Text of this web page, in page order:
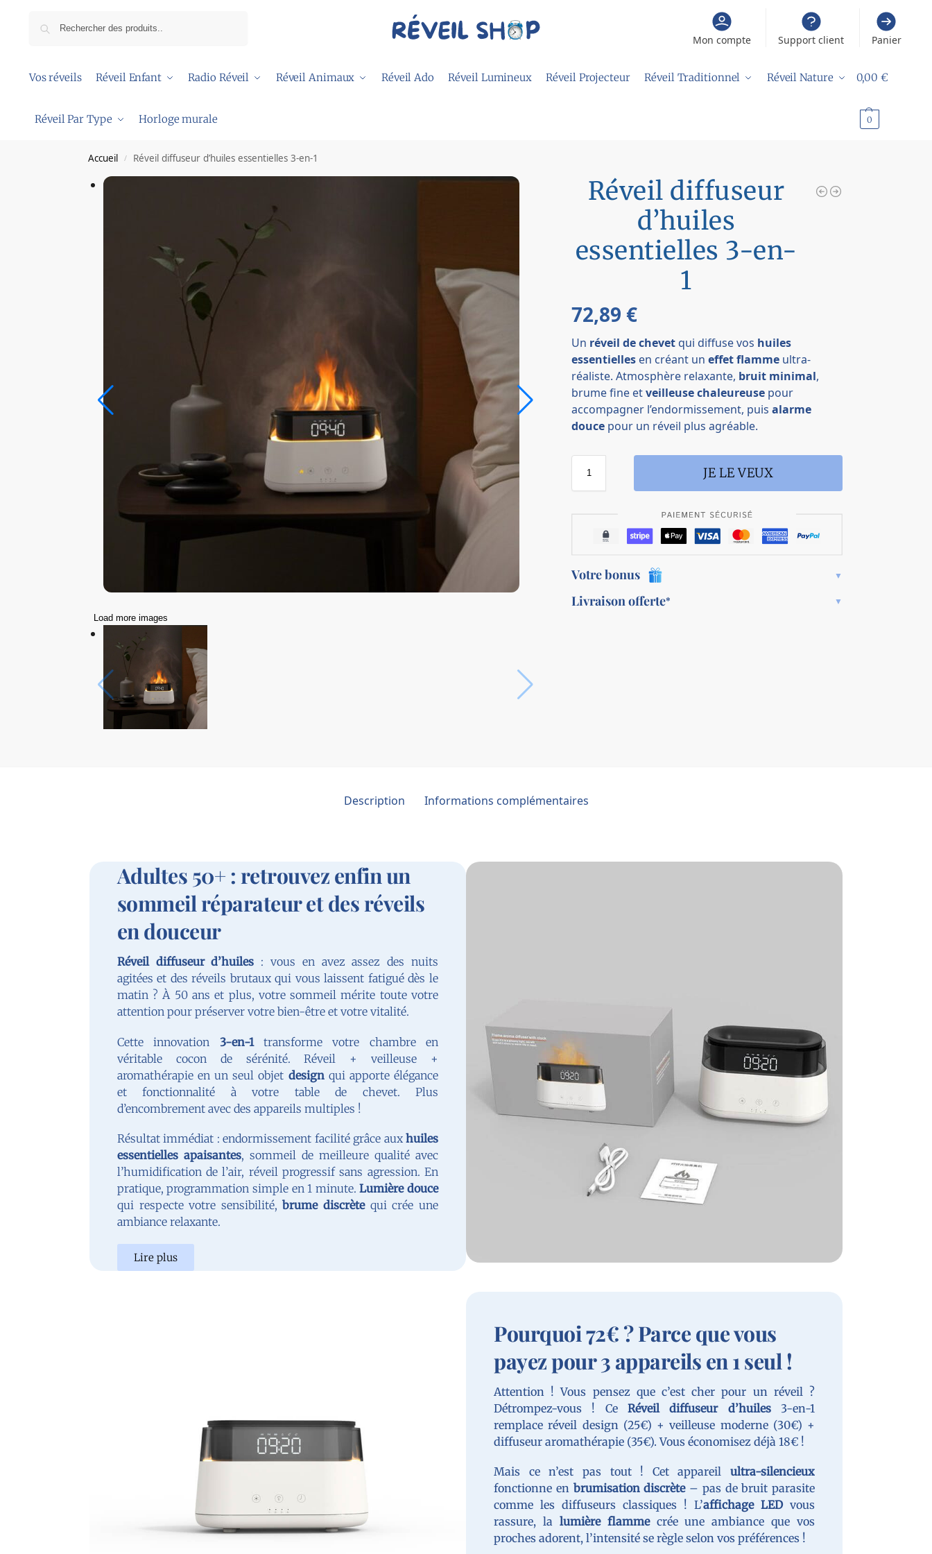
Mon compte Support client Panier
Vos réveils Réveil Enfant Radio Réveil Réveil Animaux Réveil Ado Réveil Lumineux Réveil Projecteur Réveil Traditionnel Réveil Nature
Réveil Par Type Horloge murale
0,00€
0
Accueil / Réveil diffuseur d’huiles essentielles 3-en-1
Load more images
Réveil diffuseur
d’huiles
essentielles 3-en-
1
72,89 €
Un réveil de chevetqui diffuse vos huiles
essentielles en créant uneffet flamme ultra-
réaliste. Atmosphère relaxante, bruit minimal,
brume fine etveilleuse chaleureuse pour
accompagner l’endormissement, puisalarme
douce pour un réveil plus agréable.
JE LE VEUX
Votre bonus
Livraison offerte*
Description Informations complémentaires
Adultes 50+ : retrouvez enfin un
sommeil réparateur et des réveils
en douceur
Réveil diffuseur d’huiles : vous en avez assez des nuits
agitées et des réveils brutaux qui vous laissent fatigué dès le
matin ? À 50 ans et plus, votre sommeil mérite toute votre
attention pour préserver votre bien-être et votre vitalité.
Cette innovation 3-en-1transforme votre chambre en
véritable cocon de sérénité. Réveil + veilleuse +
aromathérapie en un seul objet designqui apporte élégance
et fonctionnalité à votre table de chevet. Plus
d’encombrement avec des appareils multiples !
Résultat immédiat : endormissement facilité grâce aux huiles
essentielles apaisantes, sommeil de meilleure qualité avec
l’humidification de l’air, réveil progressif sans agression. En
pratique, programmation simple en 1 minute.Lumière douce
qui respecte votre sensibilité,brume discrètequi crée une
ambiance relaxante.
Lire plus
Pourquoi 72€ ? Parce que vous
payez pour 3 appareils en 1 seul !
Attention ! Vous pensez que c’est cher pour un réveil ?
Détrompez-vous ! CeRéveil diffuseur d’huiles3-en-1
remplace réveil design (25€) + veilleuse moderne (30€) +
diffuseur aromathérapie (35€). Vous économisez déjà 18€ !
Mais ce n’est pas tout ! Cet appareilultra-silencieux
fonctionne en brumisation discrète– pas de bruit parasite
comme les diffuseurs classiques ! L’affichage LEDvous
rassure, la lumière flammecrée une ambiance que vos
proches adorent, l’intensité se règle selon vos préférences !